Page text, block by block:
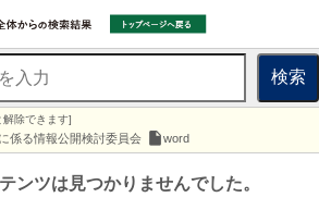
検索
除できます]
係る情報公開検討委員会 word
ンツは見つかりませんでした。